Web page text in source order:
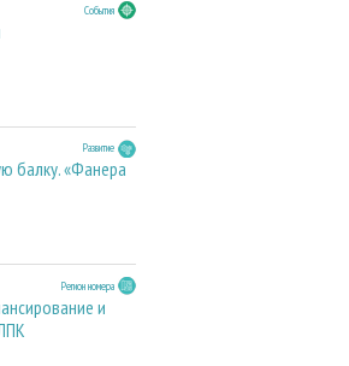
События
Развитие
балку. «Фанера
Регион номера
и